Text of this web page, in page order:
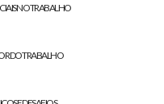
NO TRABALHO
DO TRABALHO